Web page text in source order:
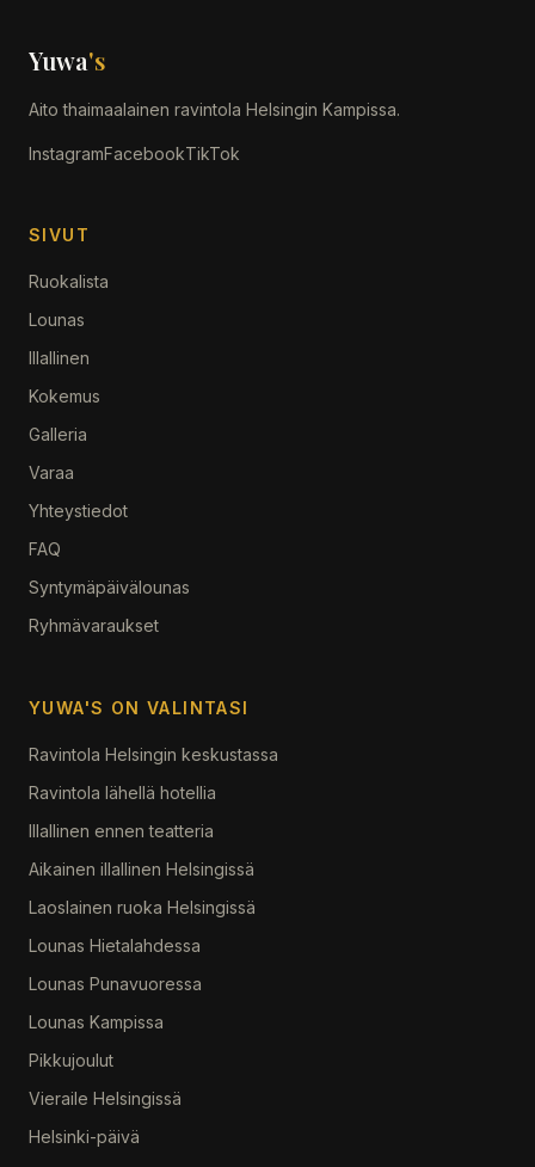
Yuwa's
Aito thaimaalainen ravintola Helsingin Kampissa.
InstagramFacebookTikTok
SIVUT
Ruokalista
Lounas
Illallinen
Kokemus
Galleria
Varaa
Yhteystiedot
FAQ
Syntymäpäivälounas
Ryhmävaraukset
YUWA'S ON VALINTASI
Ravintola Helsingin keskustassa
Ravintola lähellä hotellia
Illallinen ennen teatteria
Aikainen illallinen Helsingissä
Laoslainen ruoka Helsingissä
Lounas Hietalahdessa
Lounas Punavuoressa
Lounas Kampissa
Pikkujoulut
Vieraile Helsingissä
Helsinki-päivä